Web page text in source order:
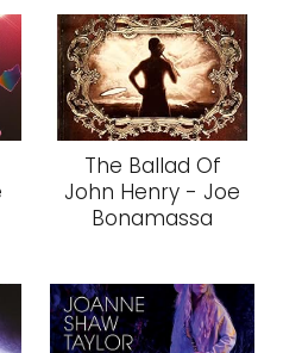
The Ballad Of
John Henry - Joe
Bonamassa